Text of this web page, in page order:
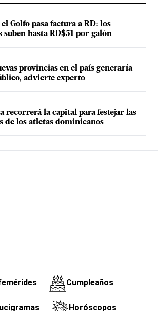
Golfo pasa factura a RD: los
suben hasta RD$51 por galón
provincias en el país generaría
advierte experto
recorrerá la capital para festejar las
de los atletas dominicanos
Cumpleaños
Horóscopos